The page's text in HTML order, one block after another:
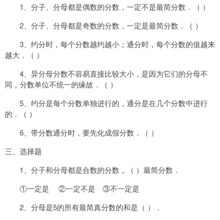
1、分子、分母都是偶数的分数，一定不是最简分数．（ ）
2、分子、分母都是奇数的分数，一定是最简分数．（ ）
3、约分时，每个分数越约越小；通分时，每个分数的值越来
越大．（ ）
4、异分母分数不容易直接比较大小，是因为它们的分母不
同，分数单位不统一的缘故．（ ）
5、约分是每个分数单独进行的，通分是在几个分数中进行
的．（ ）
6、带分数通分时，要先化成假分数．（ ）
三、选择题
1、分子和分母都是合数的分数，（ ）最简分数．
①一定是 ②一定不是 ③不一定是
2、分母是5的所有最简真分数的和是（ ）．